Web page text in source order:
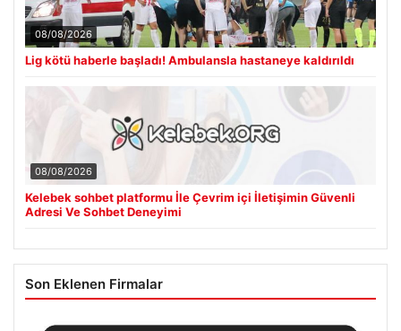
08/08/2026
Lig kötü haberle başladı! Ambulansla hastaneye kaldırıldı
08/08/2026
Kelebek sohbet platformu İle Çevrim içi İletişimin Güvenli
Adresi Ve Sohbet Deneyimi
Son Eklenen Firmalar